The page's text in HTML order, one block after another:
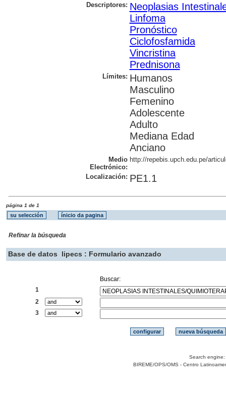
Descriptores: Neoplasias
Linfoma
Pronóstico
Ciclofosfamida
Vincristina
Prednisona
Límites: Humanos
Masculino
Femenino
Adolescente
Adulto
Mediana Edad
Anciano
Medio
Electrónico:
http://repebis.upch.edu.pe/
Localización: PE1.1
página 1 de 1
Refinar la búsqueda
Base de datos lipecs : Formulario avanzado
Buscar:
1
2
3
Search engine:
BIREME/OPS/OMS - Centro